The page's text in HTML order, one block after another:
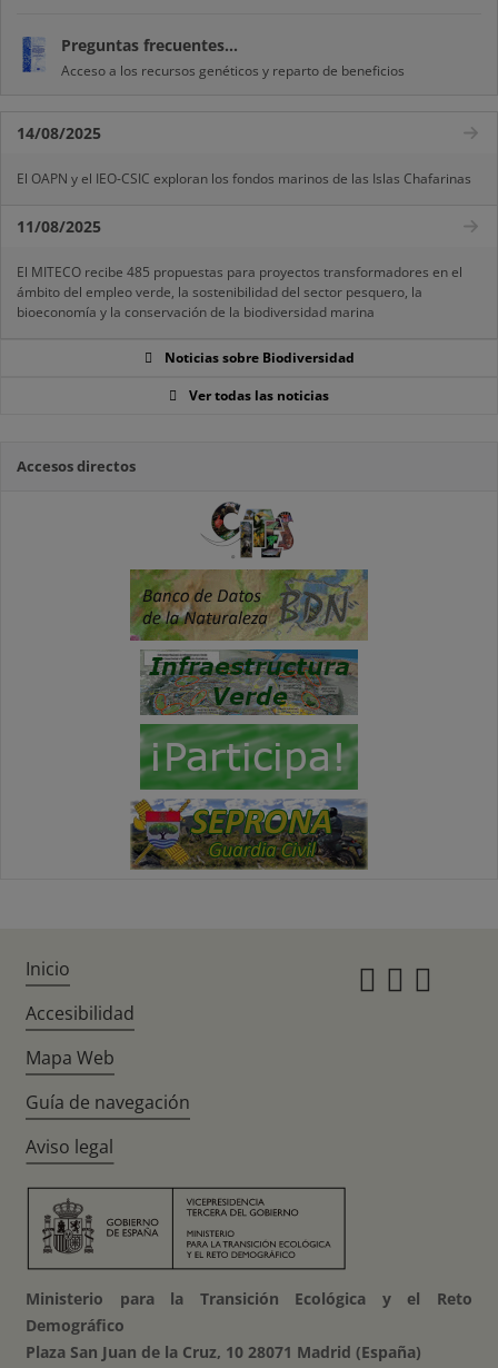
Preguntas frecuentes...
Acceso a los recursos genéticos y reparto de beneficios
14/08/2025
El OAPN y el IEO-CSIC exploran los fondos marinos de las Islas Chafarinas
11/08/2025
El MITECO recibe 485 propuestas para proyectos transformadores en el
ámbito del empleo verde, la sostenibilidad del sector pesquero, la
bioeconomía y la conservación de la biodiversidad marina
Noticias sobre Biodiversidad
Ver todas las noticias
Accesos directos
Inicio
Accesibilidad
Mapa Web
Guía de navegación
Aviso legal
Ministerio para la Transición Ecológica y el Reto
Demográfico
Plaza San Juan de la Cruz, 10 28071 Madrid (España)